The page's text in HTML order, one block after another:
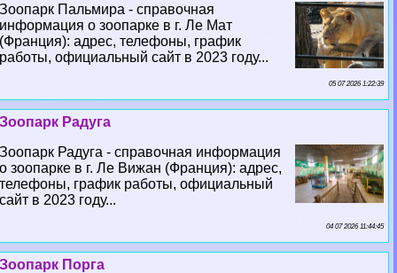
Зоопарк Пальмира - справочная
информация о зоопарке в г. Ле Мат
(Франция): адрес, телефоны, график
работы, официальный сайт в 2023 году...
05 07 2026 1:22:39
Зоопарк Радуга
Зоопарк Радуга - справочная информация
о зоопарке в г. Ле Вижан (Франция): адрес,
телефоны, график работы, официальный
сайт в 2023 году...
04 07 2026 11:44:45
Зоопарк Порга